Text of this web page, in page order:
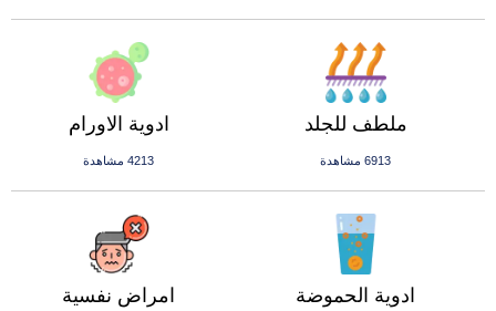
ادوية الاورام
4213 مشاهدة
ملطف للجلد
6913 مشاهدة
امراض نفسية ادوية الحموضة